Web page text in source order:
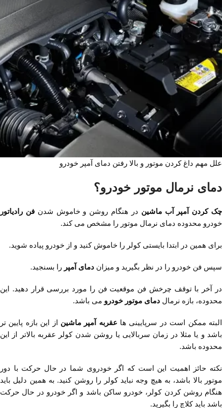
علل مهم داغ کردن موتور و بالا رفتن دمای آمپر خودرو
دمای نرمال موتور خودرو؟
چک کردن آمپر آب ماشین در هنگام روشن و خاموش شدنفن رادیاتور
خودرو محدوده دمای نرمال موتور را مشخص می کند.
برای همین در ابتدا بایستی کولر را خاموش کنید و از خودرو پیاده شوید.
سپس فن خودرو را در نظر بگیرید و میزان دمای آمپر را بسنجید.
در آخر با توقف چرخش فن موقعیت فن را مورد بررسی قرار دهید. این
محدوده، بازه نرمال دمای موتور خودرو می باشد.
البته ممکن است در سرپایینی ها عقربه آمپر ماشین از این بازه پایین تر
باشد و یا مثلا در زمان سربالایی یا روشن شدن کولر عقربه بالاتر از این
محدوده باشد.
نکته حائز اهمیت این است که اگر خودروی شما در حال حرکت با دور
موتور بالا باشد، به هیچ وجه نباید کولر را روشن کنید. به همین دلیل باید
هنگام روشن کردن کولر، خودرو ساکن باشد و اگر خودرو در حال حرکت
باشد باید کلاچ را بگیرید.